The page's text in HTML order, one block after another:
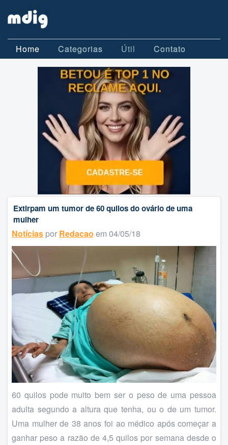
Home Categorias Útil Contato
Extirpam um tumor de 60 quilos do ovário de uma
mulher
Notícias por Redacao em 04/05/18
60 quilos pode muito bem ser o peso de uma pessoa
adulta segundo a altura que tenha, ou o de um tumor.
Uma mulher de 38 anos foi ao médico após começar a
ganhar peso a razão de 4,5 quilos por semana desde o